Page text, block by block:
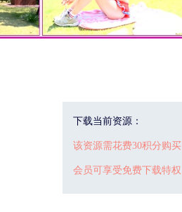
下载当前资源：
该资源需花费30积分购买
会员可享受免费下载特权